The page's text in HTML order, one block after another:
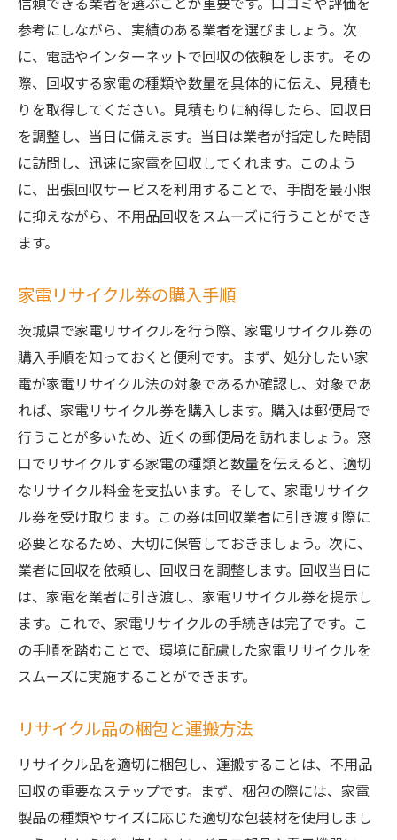
参考にしながら、実績のある業者を選びましょう。次
に、電話やインターネットで回収の依頼をします。その
際、回収する家電の種類や数量を具体的に伝え、見積も
りを取得してください。見積もりに納得したら、回収日
を調整し、当日に備えます。当日は業者が指定した時間
に訪問し、迅速に家電を回収してくれます。このよう
に、出張回収サービスを利用することで、手間を最小限
に抑えながら、不用品回収をスムーズに行うことができ
ます。
家電リサイクル券の購入手順
茨城県で家電リサイクルを行う際、家電リサイクル券の
購入手順を知っておくと便利です。まず、処分したい家
電が家電リサイクル法の対象であるか確認し、対象であ
れば、家電リサイクル券を購入します。購入は郵便局で
行うことが多いため、近くの郵便局を訪れましょう。窓
口でリサイクルする家電の種類と数量を伝えると、適切
なリサイクル料金を支払います。そして、家電リサイク
ル券を受け取ります。この券は回収業者に引き渡す際に
必要となるため、大切に保管しておきましょう。次に、
業者に回収を依頼し、回収日を調整します。回収当日に
は、家電を業者に引き渡し、家電リサイクル券を提示し
ます。これで、家電リサイクルの手続きは完了です。こ
の手順を踏むことで、環境に配慮した家電リサイクルを
スムーズに実施することができます。
リサイクル品の梱包と運搬方法
リサイクル品を適切に梱包し、運搬することは、不用品
回収の重要なステップです。まず、梱包の際には、家電
製品の種類やサイズに応じた適切な包装材を使用しまし